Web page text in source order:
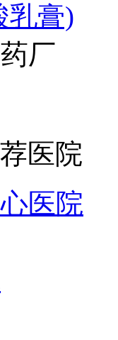
乳膏)
厂
医院
医院